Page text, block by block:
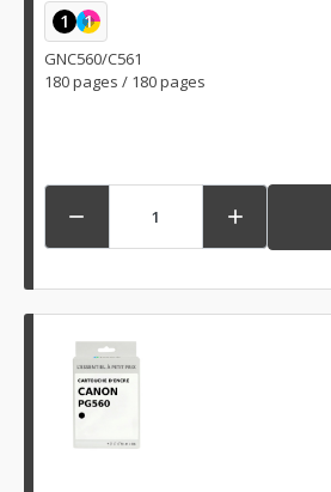
1 1
GNC560/C561
180 pages / 180 pages
 